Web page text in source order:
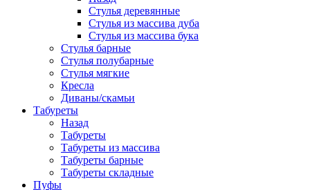
Стулья деревянные
Стулья из массива дуба
Стулья из массива бука
Стулья барные
Стулья полубарные
Стулья мягкие
Кресла
Диваны/скамьи
Табуреты
Назад
Табуреты
Табуреты из массива
Табуреты барные
Табуреты складные
Пуфы